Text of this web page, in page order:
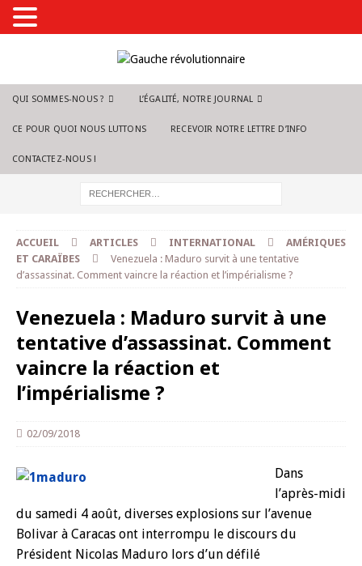
QUI SOMMES-NOUS ? L’ÉGALITÉ, NOTRE JOURNAL
CE POUR QUOI NOUS LUTTONS RECEVOIR NOTRE LETTRE D’INFO
CONTACTEZ-NOUS !
ACCUEIL ARTICLES INTERNATIONAL
AMÉRIQUES
ET CARAÏBES
Venezuela : Maduro survit à une tentative
d’assassinat. Comment vaincre la réaction et l’impérialisme ?
Venezuela : Maduro survit à une
tentative d’assassinat. Comment
vaincre la réaction et
l’impérialisme ?
02/09/2018
Dans
l’après-midi
du samedi 4 août, diverses explosions sur l’avenue
Bolivar à Caracas ont interrompu le discours du
Président Nicolas Maduro lors d’un défilé